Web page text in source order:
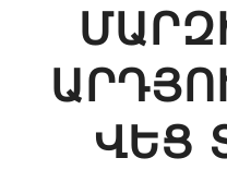
ՎԵՑ